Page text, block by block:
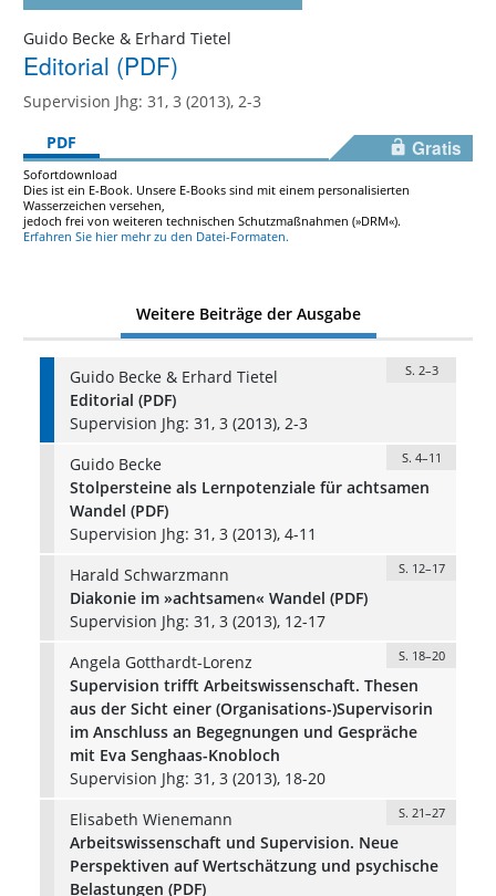
Guido Becke & Erhard Tietel
Editorial (PDF)
Supervision Jhg: 31, 3 (2013), 2-3
PDF
Gratis
Sofortdownload
Dies ist ein E-Book. Unsere E-Books sind mit einem personalisierten
Wasserzeichen versehen,
jedoch frei von weiteren technischen Schutzmaßnahmen (»DRM«).
Erfahren Sie hier mehr zu den Datei-Formaten.
Weitere Beiträge der Ausgabe
Guido Becke & Erhard Tietel S. 2–3
Editorial (PDF)
Supervision Jhg: 31, 3 (2013), 2-3
Guido Becke
S. 4–11
Stolpersteine als Lernpotenziale für achtsamen
Wandel (PDF)
Supervision Jhg: 31, 3 (2013), 4-11
Harald Schwarzmann
S. 12–17
Diakonie im »achtsamen« Wandel (PDF)
Supervision Jhg: 31, 3 (2013), 12-17
Angela Gotthardt-Lorenz
S. 18–20
Supervision trifft Arbeitswissenschaft. Thesen
aus der Sicht einer (Organisations-)Supervisorin
im Anschluss an Begegnungen und Gespräche
mit Eva Senghaas-Knobloch
Supervision Jhg: 31, 3 (2013), 18-20
Elisabeth Wienemann
S. 21–27
Arbeitswissenschaft und Supervision. Neue
Perspektiven auf Wertschätzung und psychische
Belastungen (PDF)